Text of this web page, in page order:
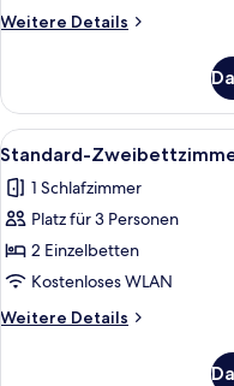
Weitere Details
Weitere
Alle
Fotos
für
Standard-
Zweibettzimmer
(extra
child
bed/crib)
1
Standard-
1 Schlafzimmer
Platz für 3 Personen
2 Einzelbetten
Kostenloses WLAN
Weitere Details
Weitere